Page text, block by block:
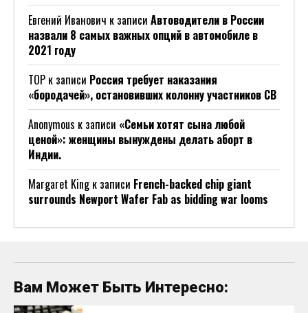
Евгений Иванович к записи Автоводители в России
назвали 8 самых важных опций в автомобиле в
2021 году
ТОР к записи Россия требует наказания
«бородачей», остановивших колонну участников СВ
Anonymous к записи «Семьи хотят сына любой
ценой»: женщины вынуждены делать аборт в
Индии.
Margaret Kingк записи French-backed chip giant
surrounds Newport Wafer Fab as bidding war looms
Вам Может Быть Интересно: